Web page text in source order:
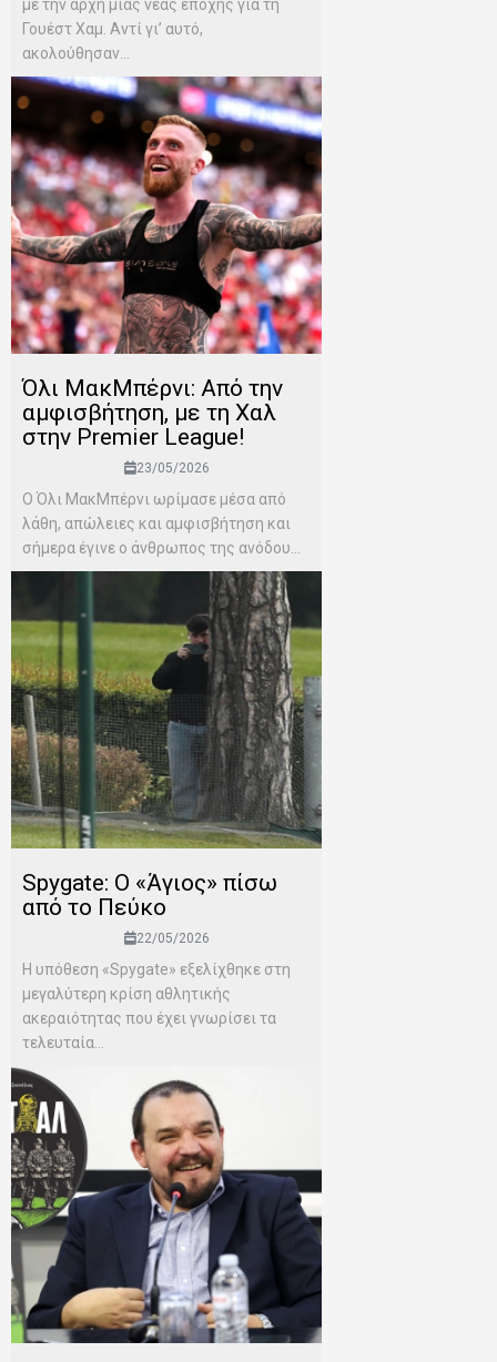
με την αρχή μιας νέας εποχής για τη
Γουέστ Χαμ. Αντί γι’ αυτό,
ακολούθησαν...
Όλι ΜακΜπέρνι: Aπό την
αμφισβήτηση, με τη Χαλ
στην Premier League!
23/05/2026
Ο Όλι ΜακΜπέρνι ωρίμασε μέσα από
λάθη, απώλειες και αμφισβήτηση και
σήμερα έγινε ο άνθρωπος της ανόδου...
Spygate: Ο «Άγιος» πίσω
από το Πεύκο
22/05/2026
Η υπόθεση «Spygate» εξελίχθηκε στη
μεγαλύτερη κρίση αθλητικής
ακεραιότητας που έχει γνωρίσει τα
τελευταία...